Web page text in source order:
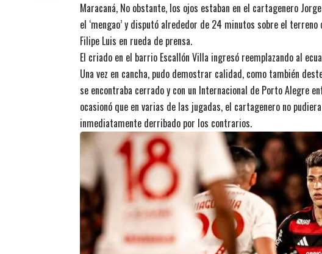
Maracaná, No obstante, los ojos estaban en el cartagenero
el ‘mengao’ y disputó alrededor de 24 minutos sobre el
Filipe Luis en rueda de prensa.
El criado en el barrio Escallón Villa ingresó reemplazando al
Una vez en cancha, pudo demostrar calidad, como también
se encontraba cerrado y con un Internacional de Porto Alegre
ocasionó que en varias de las jugadas, el cartagenero no
inmediatamente derribado por los contrarios.